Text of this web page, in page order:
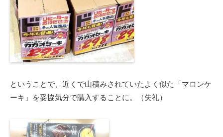
ということで、近くで山積みされていたよく似た「マロンケ
ーキ」を妥協気分で購入することに。（失礼）